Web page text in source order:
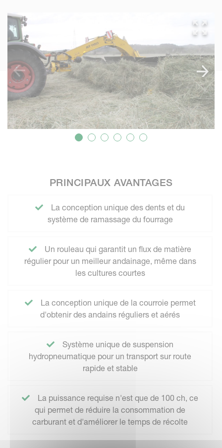
PRINCIPAUX AVANTAGES
La conception unique des dents et du
système de ramassage du fourrage
Un rouleau qui garantit un flux de matière
régulier pour un meilleur andainage, même dans
les cultures courtes
La conception unique de la courroie permet
d'obtenir des andains réguliers et aérés
Système unique de suspension
hydropneumatique pour un transport sur route
rapide et stable
La puissance requise n'est que de 100 ch, ce
qui permet de réduire la consommation de
carburant et d'améliorer le temps de récolte